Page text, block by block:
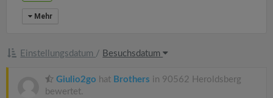
Mehr
Einstellungsdatum / Besuchsdatum
Giulio2go hat Brothers in 90562 Heroldsberg
bewertet.